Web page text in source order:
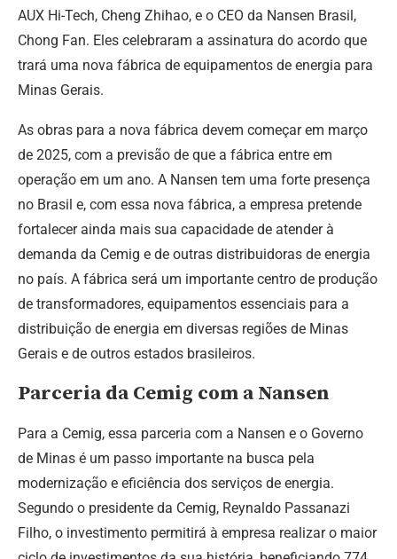
AUX Hi-Tech, Cheng Zhihao, e o CEO da Nansen Brasil,
Chong Fan. Eles celebraram a assinatura do acordo que
trará uma nova fábrica de equipamentos de energia para
Minas Gerais.
As obras para a nova fábrica devem começar em março
de 2025, com a previsão de que a fábrica entre em
operação em um ano. A Nansen tem uma forte presença
no Brasil e, com essa nova fábrica, a empresa pretende
fortalecer ainda mais sua capacidade de atender à
demanda da Cemig e de outras distribuidoras de energia
no país. A fábrica será um importante centro de produção
de transformadores, equipamentos essenciais para a
distribuição de energia em diversas regiões de Minas
Gerais e de outros estados brasileiros.
Parceria da Cemig com a Nansen
Para a Cemig, essa parceria com a Nansen e o Governo
de Minas é um passo importante na busca pela
modernização e eficiência dos serviços de energia.
Segundo o presidente da Cemig, Reynaldo Passanazi
Filho, o investimento permitirá à empresa realizar o maior